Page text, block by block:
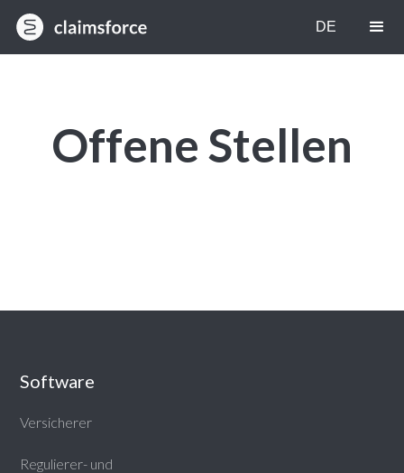
DE
Offene Stellen
Software
Versicherer
Regulierer- und